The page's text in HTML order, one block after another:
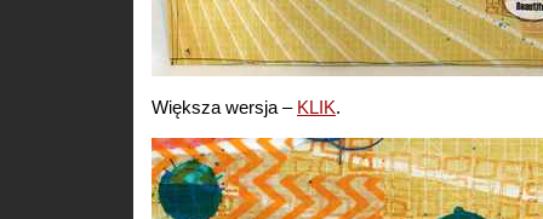
Większa wersja – KLIK.